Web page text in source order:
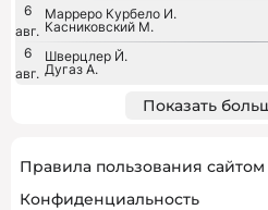
6
авг.
Марреро Курбело И.
Касниковский М.
6
авг.
Шверцлер Й.
Дугаз А.
Показать
Правила пользования сайтом
Конфиденциальность